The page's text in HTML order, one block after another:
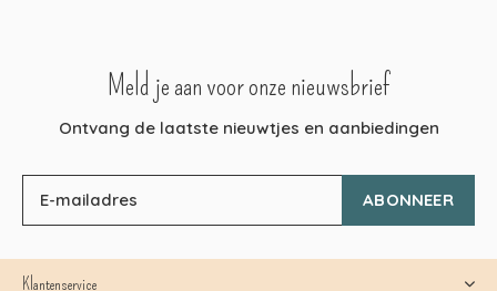
Meld je aan voor onze nieuwsbrief
Ontvang de laatste nieuwtjes en aanbiedingen
ABONNEER
Klantenservice